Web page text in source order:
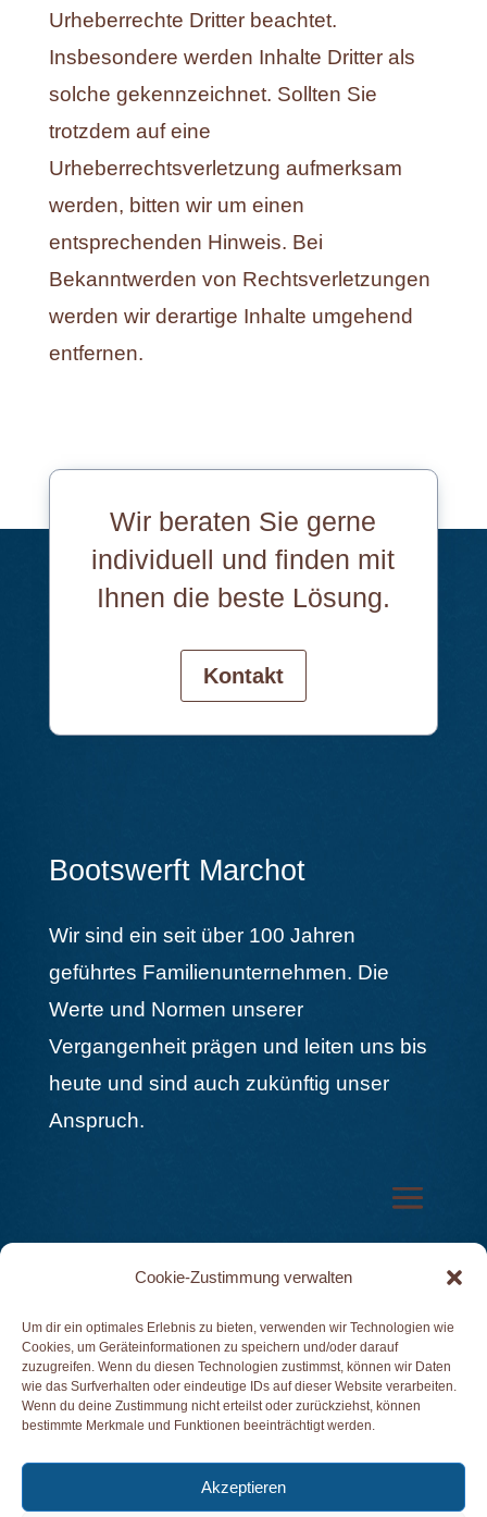
Cookie-Zustimmung verwalten
Um dir ein optimales Erlebnis zu bieten, verwenden wir Technologien wie
Cookies, um Geräteinformationen zu speichern und/oder darauf
zuzugreifen. Wenn du diesen Technologien zustimmst, können wir Daten
wie das Surfverhalten oder eindeutige IDs auf dieser Website verarbeiten.
Wenn du deine Zustimmung nicht erteilst oder zurückziehst, können
bestimmte Merkmale und Funktionen beeinträchtigt werden.
Akzeptieren
Urheberrechte Dritter beachtet.
Insbesondere werden Inhalte Dritter als
solche gekennzeichnet. Sollten Sie
trotzdem auf eine
Urheberrechtsverletzung aufmerksam
werden, bitten wir um einen
entsprechenden Hinweis. Bei
Bekanntwerden von Rechtsverletzungen
werden wir derartige Inhalte umgehend
entfernen.
Wir beraten Sie gerne
individuell und finden mit
Ihnen die beste Lösung.
Kontakt
Bootswerft Marchot
Wir sind ein seit über 100 Jahren
geführtes Familienunternehmen. Die
Werte und Normen unserer
Vergangenheit prägen und leiten uns bis
heute und sind auch zukünftig unser
Anspruch.
Klicke hier, um Marketing-Cookies zu
akzeptieren und diesen Inhalt zu aktivieren